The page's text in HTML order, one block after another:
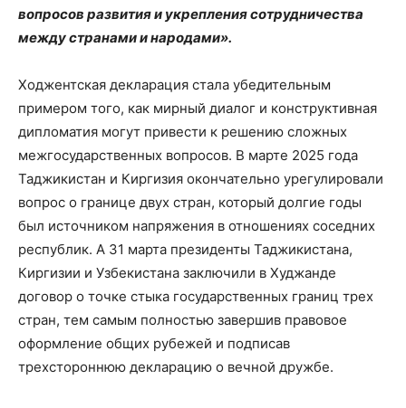
вопросов развития и укрепления сотрудничества
между странами и народами».
Ходжентская декларация стала убедительным
примером того, как мирный диалог и конструктивная
дипломатия могут привести к решению сложных
межгосударственных вопросов. В марте 2025 года
Таджикистан и Киргизия окончательно урегулировали
вопрос о границе двух стран, который долгие годы
был источником напряжения в отношениях соседних
республик. А 31 марта президенты Таджикистана,
Киргизии и Узбекистана заключили в Худжанде
договор о точке стыка государственных границ трех
стран, тем самым полностью завершив правовое
оформление общих рубежей и подписав
трехстороннюю декларацию о вечной дружбе.